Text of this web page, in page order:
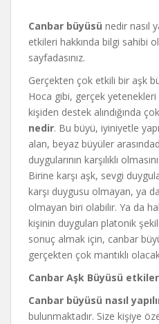
Canbar büyüsü nedir nasıl
etkileri hakkında bilgi sahibi
sayfadasınız.
Gerçekten çok etkili bir aşk
Hoca gibi, gerçek
kişiden destek alındığında
nedir. Bu büyü, iyiniyetle
alan, beyaz büyüler
duygularının karşılıklı
Birine karşı aşk, sevgi
karşı duygusu olmayan, ya
olmayan biri olabilir. Ya da
kişinin duyguları platonik
sonuç almak için, canbar
gerçekten çok mantıklı
Canbar Aşk Büyüsü
Canbar büyüsü nasıl
bulunmaktadır. Size kişiye